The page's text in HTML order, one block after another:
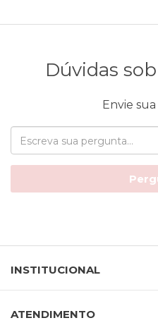
Dúvidas
Envie
INSTITUCIONAL
ATENDIMENTO